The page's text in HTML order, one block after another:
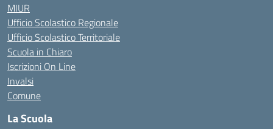
MIUR
Ufficio Scolastico Regionale
Ufficio Scolastico Territoriale
Scuola in Chiaro
Iscrizioni On Line
Invalsi
Comune
La Scuola